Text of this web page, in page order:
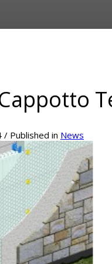
/ Published in News